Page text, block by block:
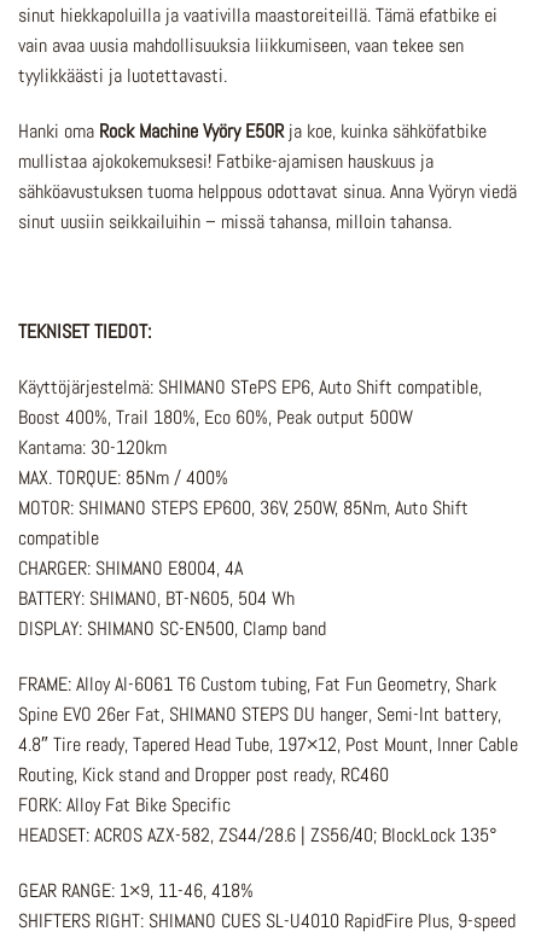
sinut hiekkapoluilla ja vaativilla maastoreiteillä. Tämä efatbike ei
vain avaa uusia mahdollisuuksia liikkumiseen, vaan tekee sen
tyylikkäästi ja luotettavasti.
Hanki oma Rock Machine Vyöry E50Rja koe, kuinka sähköfatbike
mullistaa ajokokemuksesi! Fatbike-ajamisen hauskuus ja
sähköavustuksen tuoma helppous odottavat sinua. Anna Vyöryn viedä
sinut uusiin seikkailuihin – missä tahansa, milloin tahansa.
TEKNISET TIEDOT:
Käyttöjärjestelmä: SHIMANO STePS EP6, Auto Shift compatible,
Boost 400%, Trail 180%, Eco 60%, Peak output 500W
Kantama: 30-120km
MAX. TORQUE: 85Nm / 400%
MOTOR: SHIMANO STEPS EP600, 36V, 250W, 85Nm, Auto Shift
compatible
CHARGER: SHIMANO E8004, 4A
BATTERY: SHIMANO, BT-N605, 504 Wh
DISPLAY: SHIMANO SC-EN500, Clamp band
FRAME: Alloy Al-6061 T6 Custom tubing, Fat Fun Geometry, Shark
Spine EVO 26er Fat, SHIMANO STEPS DU hanger, Semi-Int battery,
4.8″ Tire ready, Tapered Head Tube, 197×12, Post Mount, Inner Cable
Routing, Kick stand and Dropper post ready, RC460
FORK: Alloy Fat Bike Specific
HEADSET: ACROS AZX-582, ZS44/28.6 | ZS56/40; BlockLock 135°
GEAR RANGE: 1×9, 11-46, 418%
SHIFTERS RIGHT: SHIMANO CUES SL-U4010 RapidFire Plus, 9-speed